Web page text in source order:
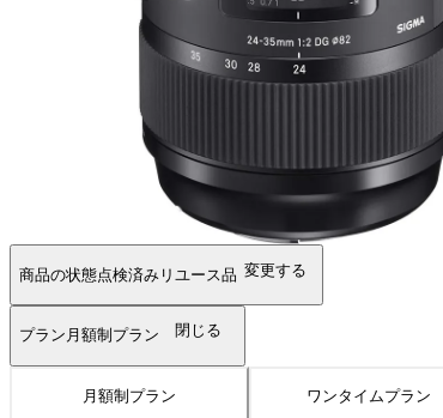
商品の状態点検済みリユース品 変更する
プラン 月額制プラン 閉じる
月額制プラン ワンタイムプラン